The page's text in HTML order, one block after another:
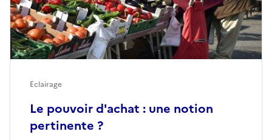
Le pouvoir d'achat : une notion
pertinente ?
Eclairage